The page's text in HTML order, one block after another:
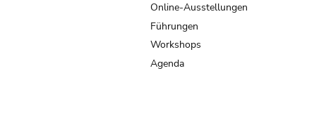
Online-Ausstellungen
Führungen
Workshops
Agenda